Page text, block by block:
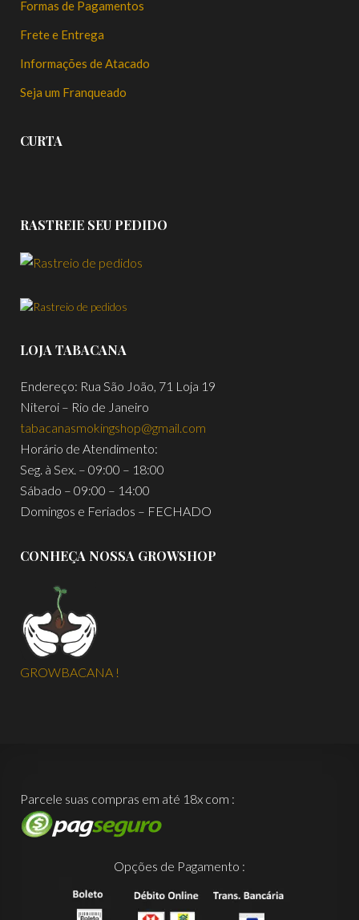
Formas de Pagamentos
Frete e Entrega
Informações de Atacado
Seja um Franqueado
CURTA
RASTREIE SEU PEDIDO
LOJA TABACANA
Endereço: Rua São João, 71 Loja 19
Niteroi – Rio de Janeiro
tabacanasmokingshop@gmail.com
Horário de Atendimento:
Seg. à Sex. – 09:00 – 18:00
Sábado – 09:00 – 14:00
Domingos e Feriados – FECHADO
CONHEÇA NOSSA GROWSHOP
GROWBACANA !
Parcele suas compras em até 18x com :
Opções de Pagamento :